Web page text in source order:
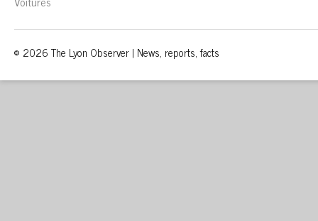
© 2026 The Lyon Observer | News, reports, facts